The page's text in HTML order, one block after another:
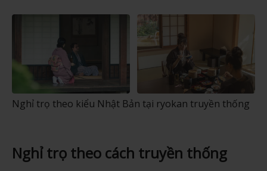
Nghỉ trọ theo kiểu Nhật Bản tại ryokan truyền thống
Nghỉ trọ theo cách truyền thống